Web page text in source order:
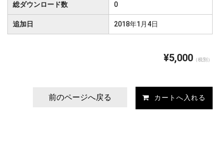
総ダウンロード数 0
追加日 2018年1月4日
¥5,000 （税別）
前のページへ戻る